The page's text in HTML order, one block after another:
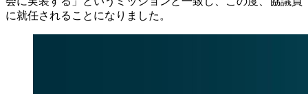
に就任されることになりました。